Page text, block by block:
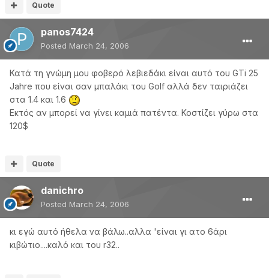
Quote
panos7424
Posted March 24, 2006
Κατά τη γνώμη μου φοβερό λεβιεδάκι είναι αυτό του GTi 25
Jahre που είναι σαν μπαλάκι του Golf αλλά δεν ταιριάζει
στα 1.4 και 1.6
Εκτός αν μπορεί να γίνει καμιά πατέντα. Κοστίζει γύρω στα
120$
Quote
danichro
Posted March 24, 2006
κι εγώ αυτό ήθελα να βάλω..αλλα 'είναι γι ατο 6άρι
κιβώτιο....καλό και του r32..